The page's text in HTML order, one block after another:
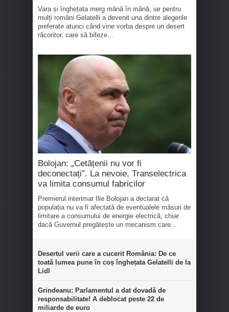
Vara și înghețata merg mână în mână, iar pentru
mulți români Gelatelli a devenit una dintre alegerile
preferate atunci când vine vorba despre un desert
răcoritor, care să bifeze...
Bolojan: „Cetățenii nu vor fi
deconectați”. La nevoie, Transelectrica
va limita consumul fabricilor
Premierul interimar Ilie Bolojan a declarat că
populația nu va fi afectată de eventualele măsuri de
limitare a consumului de energie electrică, chiar
dacă Guvernul pregătește un mecanism care...
Desertul verii care a cucerit România: De ce
toată lumea pune în coș înghețata Gelatelli de la
Lidl
Grindeanu: Parlamentul a dat dovadă de
responsabilitate! A deblocat peste 22 de
miliarde de euro